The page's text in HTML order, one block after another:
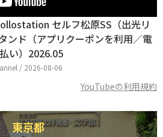
セルフ松原SS（出光リ
ンド（アプリクーポンを利用／電
い）2026.05
/ 2026-08-06
YouTubeの利用規約
東京都